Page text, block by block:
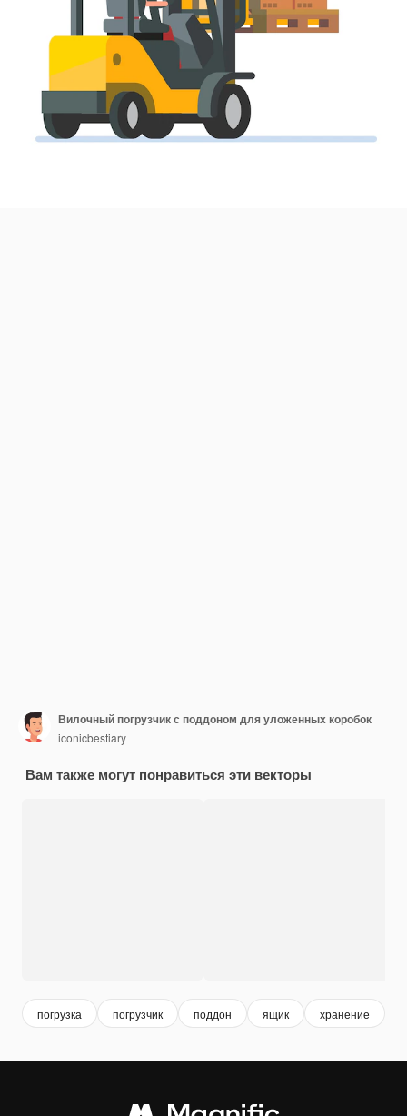
Вилочный погрузчик с поддоном для уложенных коробок
iconicbestiary
Вам также могут понравиться эти векторы
погрузка погрузчик поддон ящик хранение